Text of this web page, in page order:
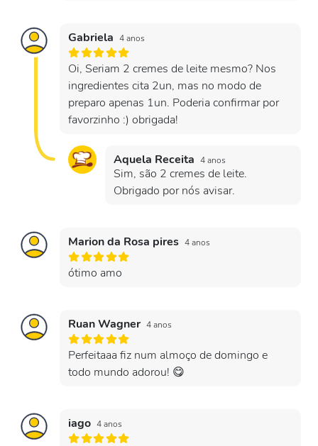
Gabriela 4 anos
Oi, Seriam 2 cremes de leite mesmo? Nos
ingredientes cita 2un, mas no modo de
preparo apenas 1un. Poderia confirmar por
favorzinho :) obrigada!
Aquela Receita 4 anos
Sim, são 2 cremes de leite.
Obrigado por nós avisar.
Marion da Rosa pires 4 anos
ótimo amo
Ruan Wagner 4 anos
Perfeitaaa fiz num almoço de domingo e
todo mundo adorou! 😋
iago 4 anos